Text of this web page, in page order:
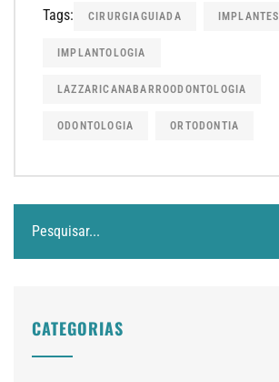
Tags: CIRURGIAGUIADA IMPLANTES
IMPLANTOLOGIA
LAZZARICANABARROODONTOLOGIA
ODONTOLOGIA ORTODONTIA
CATEGORIAS